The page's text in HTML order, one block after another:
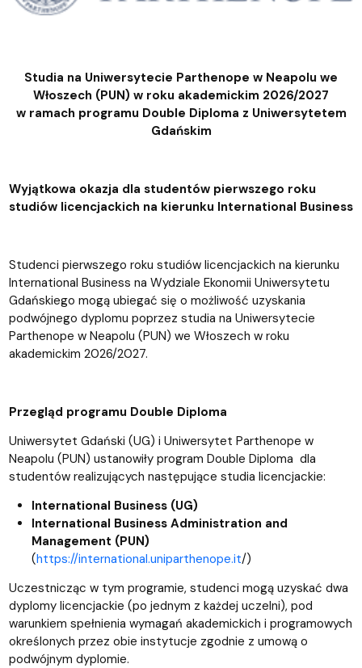
Studia na Uniwersytecie Parthenope w Neapolu we
Włoszech (PUN) w roku akademickim 2026/2027
w ramach programu Double Diploma z Uniwersytetem
Gdańskim
Wyjątkowa okazja dla studentów pierwszego roku
studiów licencjackich na kierunku International Business
Studenci pierwszego roku studiów licencjackich na kierunku
International Business na Wydziale Ekonomii Uniwersytetu
Gdańskiego mogą ubiegać się o możliwość uzyskania
podwójnego dyplomu poprzez studia na Uniwersytecie
Parthenope w Neapolu (PUN) we Włoszech w roku
akademickim 2026/2027.
Przegląd programu Double Diploma
Uniwersytet Gdański (UG) i Uniwersytet Parthenope w
Neapolu (PUN) ustanowiły program Double Diploma dla
studentów realizujących następujące studia licencjackie:
International Business (UG)
International Business Administration and
Management (PUN)
(https://international.uniparthenope.it/)
Uczestnicząc w tym programie, studenci mogą uzyskać dwa
dyplomy licencjackie (po jednym z każdej uczelni), pod
warunkiem spełnienia wymagań akademickich i programowych
określonych przez obie instytucje zgodnie z umową o
podwójnym dyplomie.